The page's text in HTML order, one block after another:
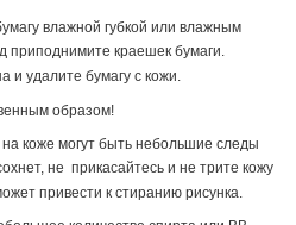
влажной губкой или влажным
приподнимите краешек бумаги.
и удалите бумагу с кожи.
образом!
коже могут быть небольшие следы
не прикасайтесь и не трите кожу
привести к стиранию рисунка.